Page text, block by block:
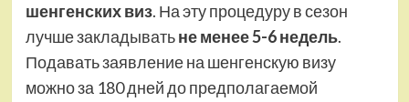
шенгенских виз. На эту процедуру в сезон
лучше закладыватьне менее 5-6 недель.
Подавать заявление на шенгенскую визу
можно за 180 дней до предполагаемой